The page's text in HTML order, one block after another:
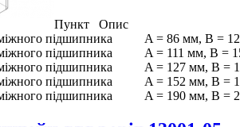
Пункт Опис
підшипника A = 86 мм, B =
підшипника A = 111 мм, B =
підшипника A = 127 мм, B =
підшипника A = 152 мм, B =
підшипника A = 190 мм, B =